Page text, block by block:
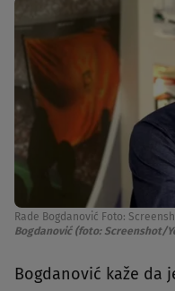
Rade Bogdanović Foto:
Bogdanović (foto: Screenshot/
Bogdanović kaže da